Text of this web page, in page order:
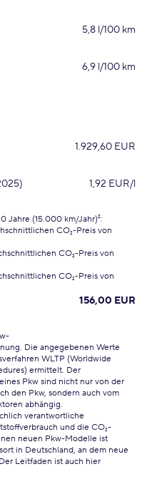
5,8 l/100 km
6,9 l/100 km
1.929,60 EUR
1,92 EUR/l
Jahre (15.000 km/Jahr)²:
CO₂-Preis von
CO₂-Preis von
CO₂-Preis von
156,00 EUR
Die angegebenen Werte
WLTP (Worldwide
ermittelt. Der
Pkw sind nicht nur von der
den Pkw, sondern auch vom
abhängig.
verantwortliche
und die CO₂-
neuen Pkw-Modelle ist
in Deutschland, an dem neue
Leitfaden ist auch hier